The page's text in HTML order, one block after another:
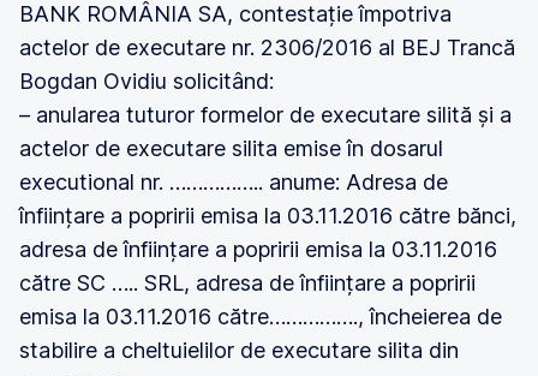
BANK ROMÂNIA SA, contestație împotriva
actelor de executare nr. 2306/2016 al BEJ Trancă
Bogdan Ovidiu solicitând:
– anularea tuturor formelor de executare silită și a
actelor de executare silita emise în dosarul
executional nr. …………….. anume: Adresa de
înființare a popririi emisa la 03.11.2016 către bănci,
adresa de înființare a popririi emisa la 03.11.2016
către SC ….. SRL, adresa de înființare a popririi
emisa la 03.11.2016 către……………., încheierea de
stabilire a cheltuielilor de executare silita din